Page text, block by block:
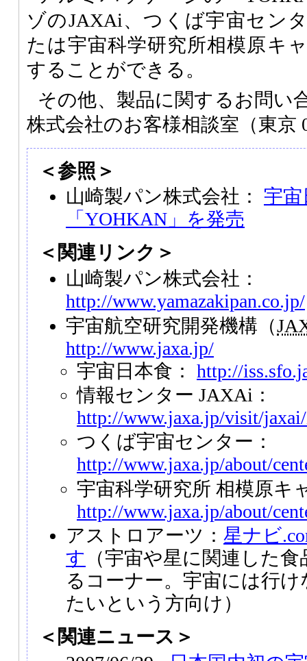
ゾのJAXAi、つくば宇宙セン
たは宇宙科学研究所相模原キ
することができる。
その他、製品に関するお問い
株式会社のお客様相談室（東京
＜参照＞
山崎製パン株式会社： 宇
「YOHKAN」を発売
＜関連リンク＞
山崎製パン株式会社：
http://www.yamazakipan.co.jp/
宇宙航空研究開発機構（
http://www.jaxa.jp/
宇宙日本食： http://
情報センター JAXAi：
http://www.jaxa.jp/visit/
つくば宇宙センター：
http://www.jaxa.jp/about/
宇宙科学研究所 相模原キ
http://www.jaxa.jp/about/
アストロアーツ： 星ナビ
す （宇宙や星に関連した
るコーナー。宇宙には行
たいという方向け）
＜関連ニュース＞